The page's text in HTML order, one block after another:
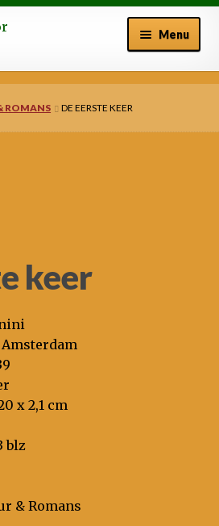
Menu
ROMANS DE EERSTE KEER
keer
x 2,1 cm
blz
& Romans